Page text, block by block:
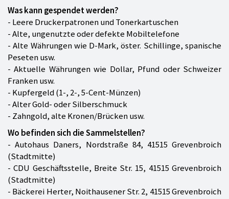
Was kann gespendet werden?
- Leere Druckerpatronen und Tonerkartuschen
- Alte, ungenutzte oder defekte Mobiltelefone
- Alte Währungen wie D-Mark, öster. Schillinge, spanische
Peseten usw.
- Aktuelle Währungen wie Dollar, Pfund oder Schweizer
Franken usw.
- Kupfergeld (1-, 2-, 5-Cent-Münzen)
- Alter Gold- oder Silberschmuck
- Zahngold, alte Kronen/Brücken usw.
Wo befinden sich die Sammelstellen?
- Autohaus Daners, Nordstraße 84, 41515 Grevenbroich
(Stadtmitte)
- CDU Geschäftsstelle, Breite Str. 15, 41515 Grevenbroich
(Stadtmitte)
- Bäckerei Herter, Noithausener Str. 2, 41515 Grevenbroich